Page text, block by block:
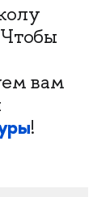
вам
!